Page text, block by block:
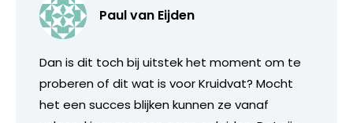
Paul van Eijden
Dan is dit toch bij uitstek het moment om te
proberen of dit wat is voor Kruidvat? Mocht
het een succes blijken kunnen ze vanaf